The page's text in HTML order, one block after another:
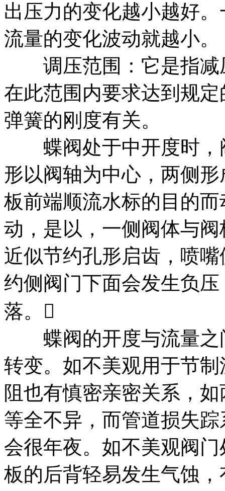
出压力的变化越小越好
流量的变化波动就越小。
调压范围：它是指减
在此范围内要求达到规
弹簧的刚度有关。
蝶阀处于中开度时，
形以阀轴为中心，两侧
板前端顺流水标的目的
动，是以，一侧阀体与
近似节约孔形启齿，喷
约侧阀门下面会发生负
落。
蝶阀的开度与流量之
转变。如不美观用于节
阻也有慎密亲密关系，
等全不异，而管道损失
会很年夜。如不美观阀
板的后背轻易发生气蚀